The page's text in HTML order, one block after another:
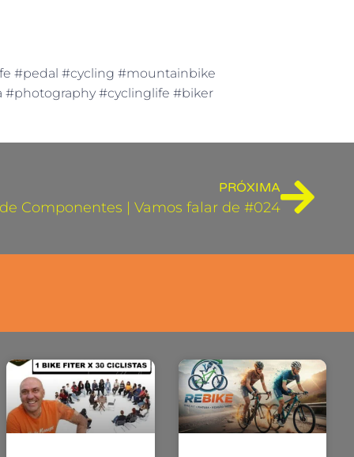
#pedal #cycling #mountainbike
#photography #cyclinglife #biker
PRÓXIMA
Componentes | Vamos falar de #024